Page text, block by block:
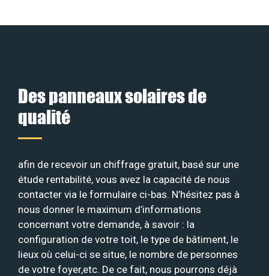
Des panneaux solaires de
qualité
afin de recevoir un chiffrage gratuit, basé sur une
étude rentabilité, vous avez la capacité de nous
contacter via le formulaire ci-bas. N’hésitez pas à
nous donner le maximum d’informations
concernant votre demande, à savoir : la
configuration de votre toit, le type de bâtiment, le
lieux où celui-ci se situe, le nombre de personnes
de votre foyer,etc. De ce fait, nous pourrons déjà